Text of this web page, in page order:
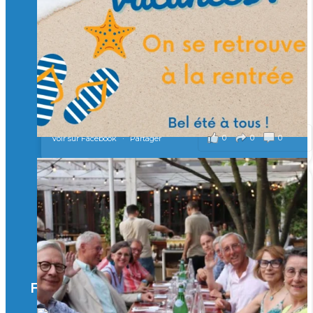
Merci à tous !
🎯 Taxe d’apprentissage 2026 : avec l'Isep, investissez pour
un numérique au service de l'humain !
À l’Isep, nous formons des ingénieurs, des bachelors, des
Mastères Spécialisés, qui allient excellence technologique et
valeurs humaines, au cœur de notre pro
...Voir plus
il y a 2 mois
0 0 0
Voir sur Facebook · Partager
🚀Afterwork à Genève 🚀
🥳 Le 22 avril dernier, 14 Alumni vivant / travaillant
en Suisse ont partagé un moment convivial de
retrouvailles et d'échanges !
Merci à tous pour votre présence et à Alexandre
CHEA pour l'organisation !
il y a 3 mois
Facebook